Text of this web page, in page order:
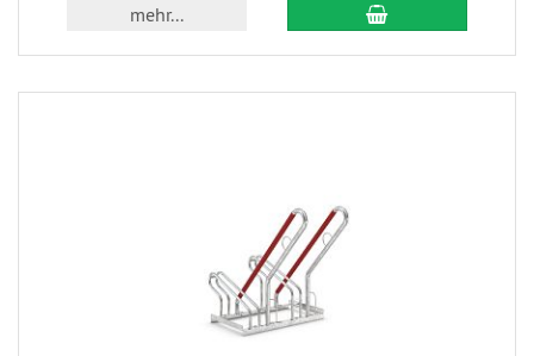
mehr...